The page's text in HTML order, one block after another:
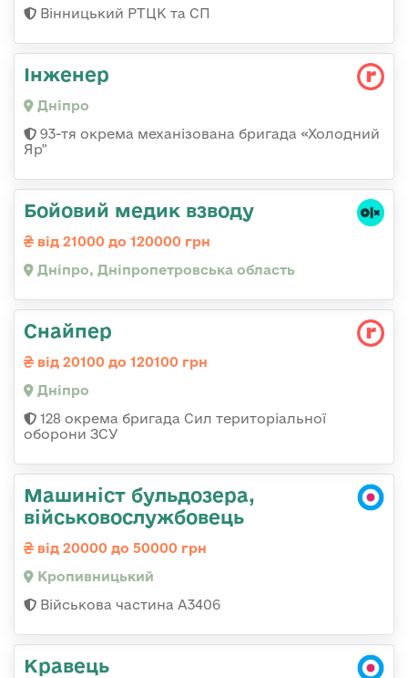
Вінницький РТЦК та СП
Інженер
Дніпро
93-тя окрема механізована бригада «Холодний
Яр"
Бойовий медик взводу
від 21000 до 120000 грн
Дніпро, Дніпропетровська область
Снайпер
від 20100 до 120100 грн
Дніпро
128 окрема бригада Сил територіальної
оборони ЗСУ
Машиніст бульдозера,
військовослужбовець
від 20000 до 50000 грн
Кропивницький
Військова частина А3406
Кравець